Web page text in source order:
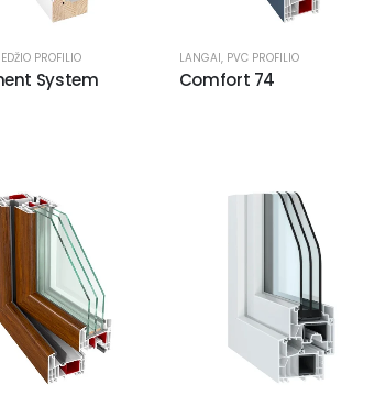
PROFILIO
System
LANGAI, PVC PROFILIO
Comfort 74